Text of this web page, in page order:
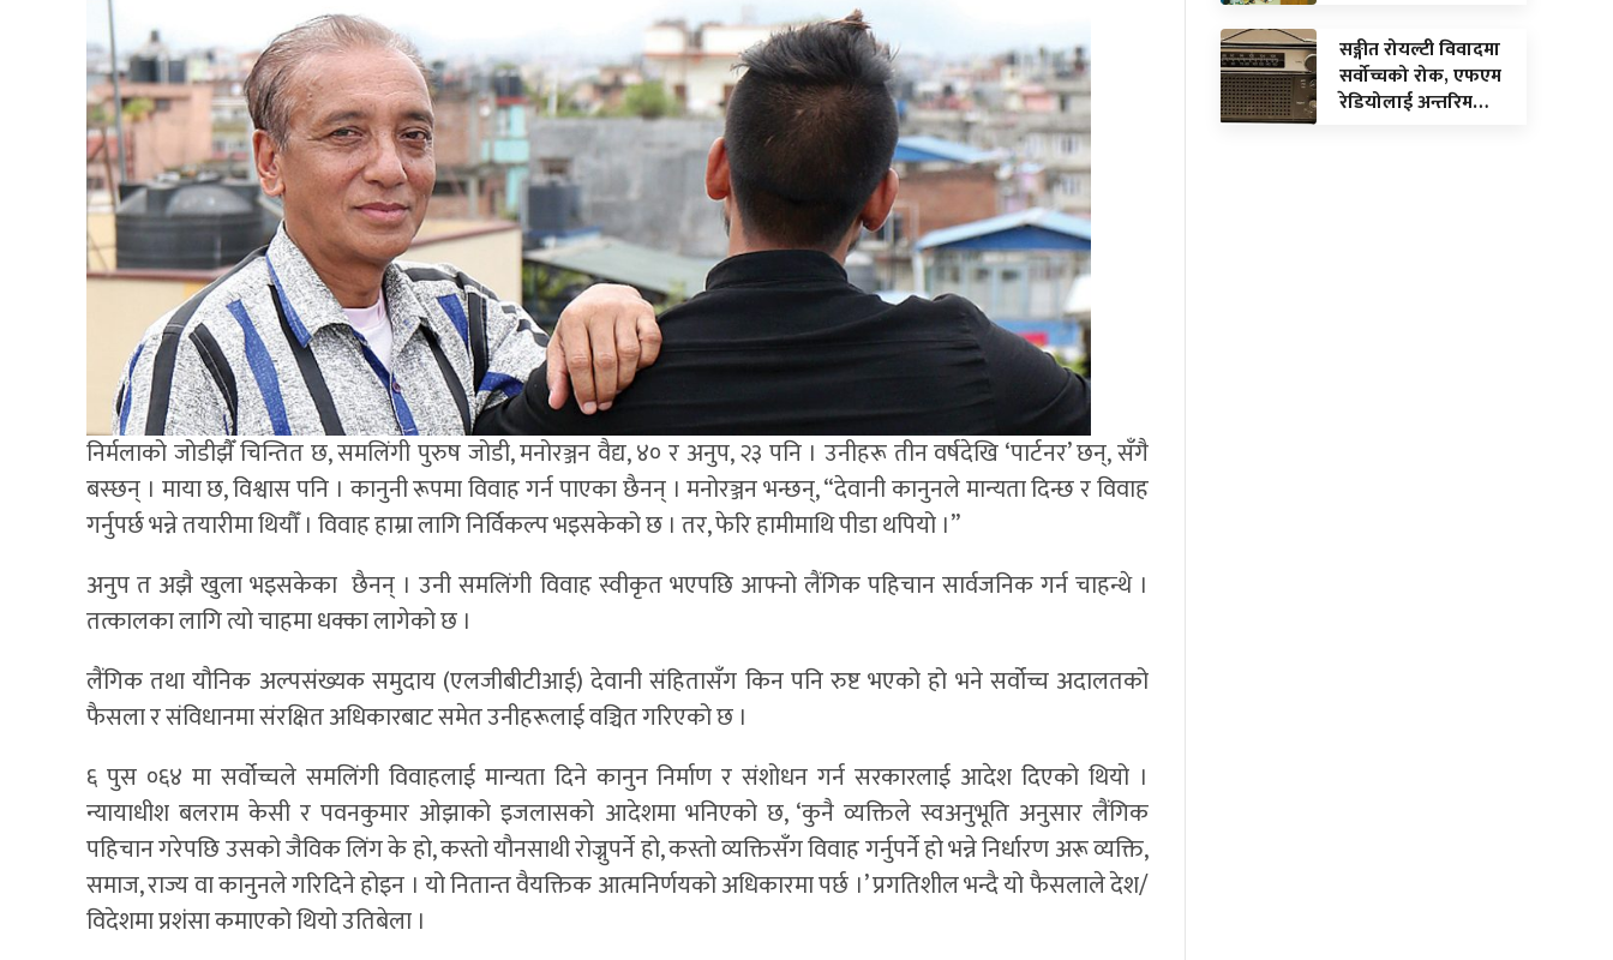
निर्मलाको जोडीझैँ चिन्तित छ, समलिंगी पुरुष जोडी, मनोरञ्जन वैद्य, ४० र अनुप, २३ पनि । उनीहरू तीन वर्षदेखि ‘पार्टनर’ छन्, सँगै
बस्छन् । माया छ, विश्वास पनि । कानुनी रूपमा विवाह गर्न पाएका छैनन् । मनोरञ्जन भन्छन्, “देवानी कानुनले मान्यता दिन्छ र विवाह
गर्नुपर्छ भन्ने तयारीमा थियौँ । विवाह हाम्रा लागि निर्विकल्प भइसकेको छ । तर, फेरि हामीमाथि पीडा थपियो ।”
अनुप त अझै खुला भइसकेका छैनन् । उनी समलिंगी विवाह स्वीकृत भएपछि आफ्नो लैंगिक पहिचान सार्वजनिक गर्न चाहन्थे ।
तत्कालका लागि त्यो चाहमा धक्का लागेको छ ।
लैंगिक तथा यौनिक अल्पसंख्यक समुदाय (एलजीबीटीआई) देवानी संहितासँग किन पनि रुष्ट भएको हो भने सर्वोच्च अदालतको
फैसला र संविधानमा संरक्षित अधिकारबाट समेत उनीहरूलाई वञ्चित गरिएको छ ।
६ पुस ०६४ मा सर्वोच्चले समलिंगी विवाहलाई मान्यता दिने कानुन निर्माण र संशोधन गर्न सरकारलाई आदेश दिएको थियो ।
न्यायाधीश बलराम केसी र पवनकुमार ओझाको इजलासको आदेशमा भनिएको छ, ‘कुनै व्यक्तिले स्वअनुभूति अनुसार लैंगिक
पहिचान गरेपछि उसको जैविक लिंग के हो, कस्तो यौनसाथी रोज्नुपर्ने हो, कस्तो व्यक्तिसँग विवाह गर्नुपर्ने हो भन्ने निर्धारण अरू व्यक्ति,
समाज, राज्य वा कानुनले गरिदिने होइन । यो नितान्त वैयक्तिक आत्मनिर्णयको अधिकारमा पर्छ ।’ प्रगतिशील भन्दै यो फैसलाले देश/
विदेशमा प्रशंसा कमाएको थियो उतिबेला ।
सङ्गीत रोयल्टी विवादमा
सर्वोच्चको रोक, एफएम
रेडियोलाई अन्तरिम…